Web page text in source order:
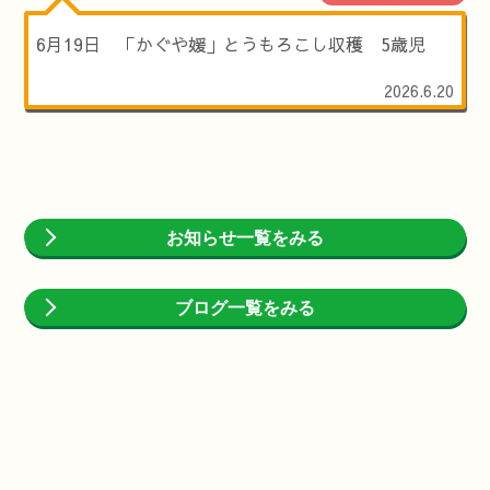
6月19日 「かぐや媛」とうもろこし収穫 5歳児
2026.6.20
お知らせ一覧をみる
ブログ一覧をみる